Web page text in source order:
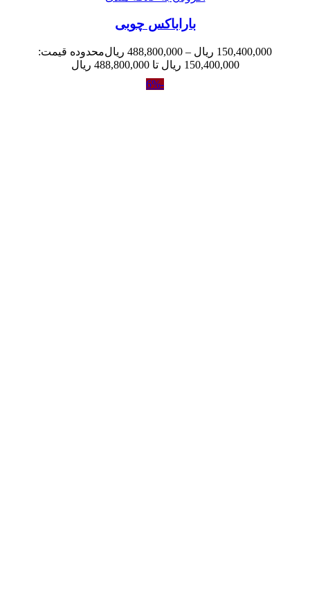
باراباکس چوبی
150,400,000 ریال –
488,800,000 ریالمحدوده قیمت:
150,400,000 ریال تا 488,800,000 ریال
-6%